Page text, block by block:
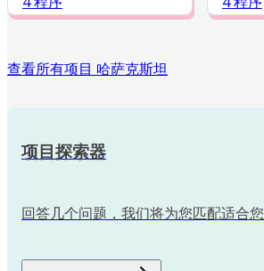
查看所有项目 哈萨克斯坦
项目探索器
回答几个问题，我们将为您匹配适合您